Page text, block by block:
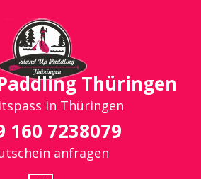
Thüringen
in Thüringen
160 7238079
anfragen